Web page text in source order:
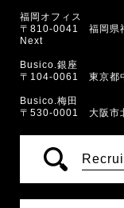
福岡オフィス
〒810-0041 福岡県
Next
Busico.銀座
〒104-0061 東京都
Busico.梅田
〒530-0001 大阪市